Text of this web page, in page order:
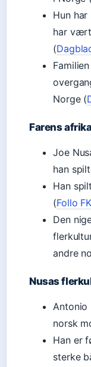
Hun
har
(
Norge (
Farens
Joe
han
Han
(Follo FK
Den
andre
Nusas
Antonio
norsk
Han er
sterke